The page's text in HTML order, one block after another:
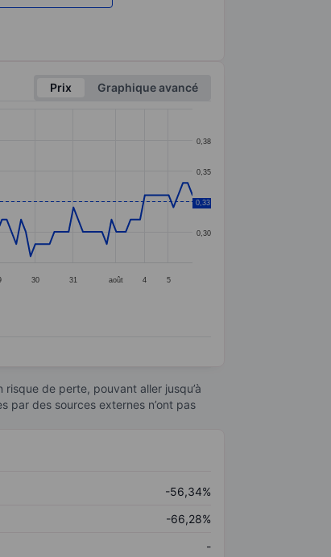
Prix
Graphique avancé
30 31 août 4 5
0,30
0,33
0,35
0,38
0,33
de perte, pouvant aller jusqu’à
par des sources externes n’ont pas
-56,34%
-66,28%
-